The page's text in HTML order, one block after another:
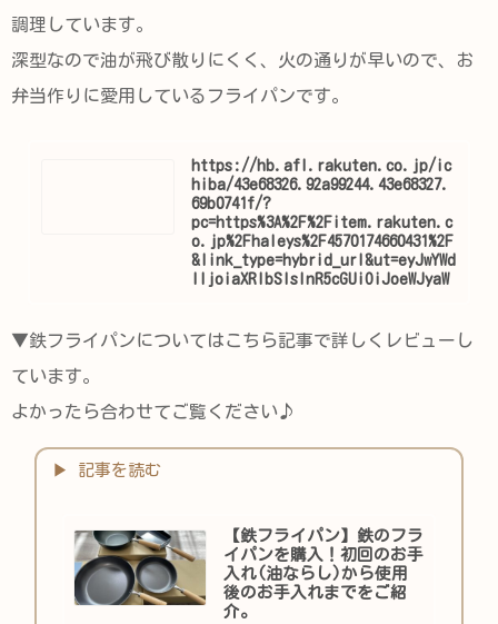
調理しています。
深型なので油が飛び散りにくく、火の通りが早いので、お
弁当作りに愛用しているフライパンです。
https://hb.afl.rakuten.co.jp/ic
hiba/43e68326.92a99244.43e68327.
69b0741f/?
pc=https%3A%2F%2Fitem.rakuten.c
o.jp%2Fhaleys%2F4570174660431%2F
&link_type=hybrid_url&ut=eyJwYWd
lIjoiaXRlbSIsInR5cGUiOiJoeWJyaW
mNvbSI6MSwiY29tcCI6ImRvd24iLCJwc
▼鉄フライパンについてはこちら記事で詳しくレビューし
ています。
よかったら合わせてご覧ください♪
【鉄フライパン】鉄のフラ
イパンを購入！初回のお手
入れ(油ならし)から使用
後のお手入れまでをご紹
介。